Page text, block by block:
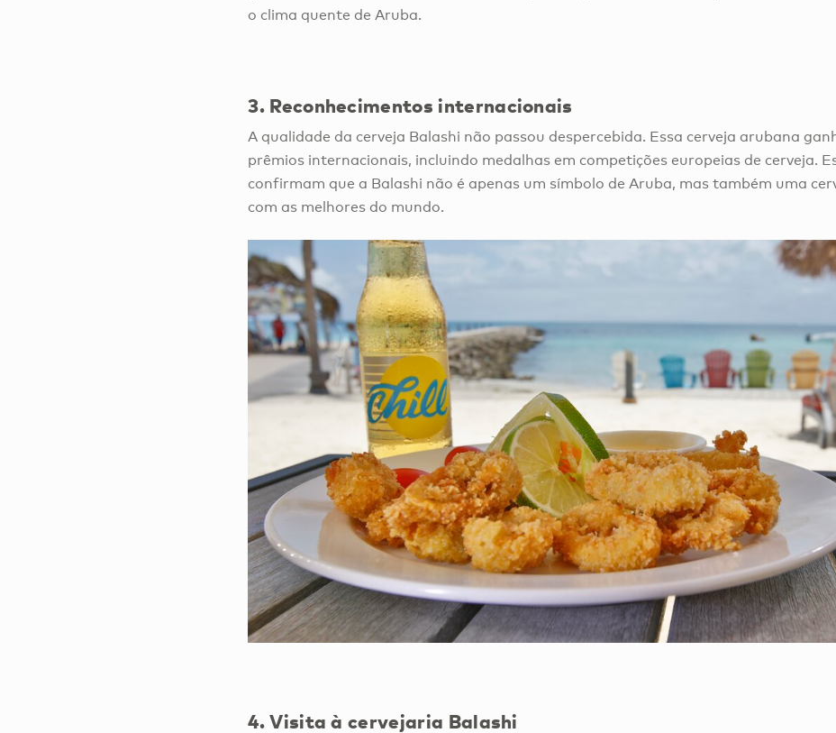
o clima quente de Aruba.
3. Reconhecimentos internacionais
A qualidade da cerveja Balashi não passou despercebida. Essa cerveja arubana
prêmios internacionais, incluindo medalhas em competições europeias de cerveja.
confirmam que a Balashi não é apenas um símbolo de Aruba, mas também uma
com as melhores do mundo.
4.Visita à cervejaria Balashi